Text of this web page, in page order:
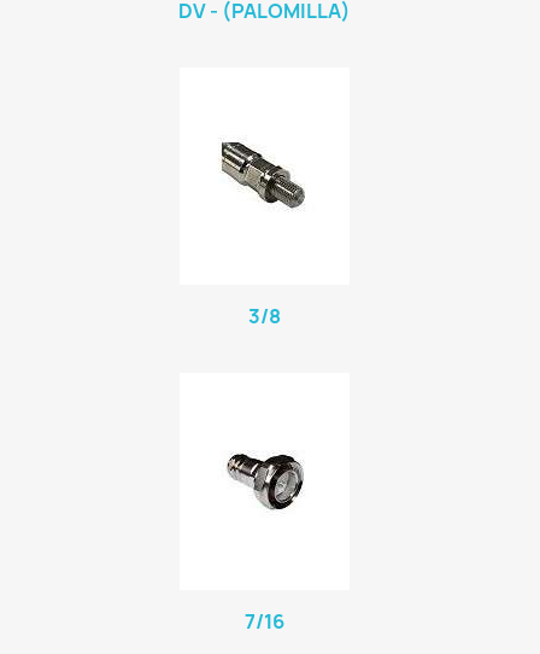
DV - (PALOMILLA)
3/8
7/16